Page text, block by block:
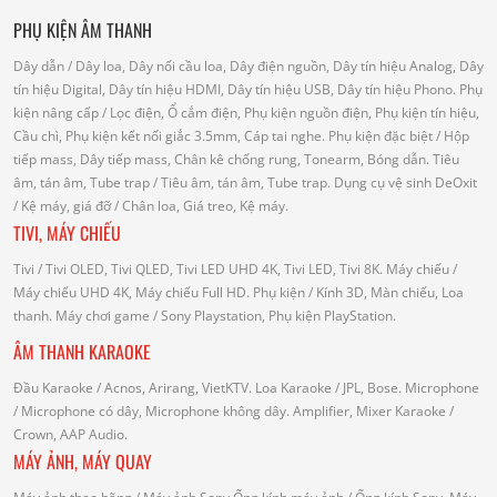
PHỤ KIỆN ÂM THANH
Dây dẫn/ Dây loa, Dây nối cầu loa, Dây điện nguồn, Dây tín hiệu Analog, Dây
tín hiệu Digital, Dây tín hiệu HDMI, Dây tín hiệu USB, Dây tín hiệu Phono. Phụ
kiện nâng cấp/ Lọc điện, Ổ cắm điện, Phụ kiện nguồn điện, Phụ kiện tín hiệu,
Cầu chì, Phụ kiện kết nối giắc 3.5mm, Cáp tai nghe. Phụ kiện đặc biệt/ Hộp
tiếp mass, Dây tiếp mass, Chân kê chống rung, Tonearm, Bóng dẫn. Tiêu
âm, tán âm, Tube trap/ Tiêu âm, tán âm, Tube trap. Dụng cụ vệ sinh DeOxit
/ Kệ máy, giá đỡ/ Chân loa, Giá treo, Kệ máy.
TIVI, MÁY CHIẾU
Tivi / Tivi OLED, Tivi QLED, Tivi LED UHD 4K, Tivi LED, Tivi 8K. Máy chiếu/
Máy chiếu UHD 4K, Máy chiếu Full HD. Phụ kiện/ Kính 3D, Màn chiếu, Loa
thanh. Máy chơi game / Sony Playstation, Phụ kiện PlayStation.
ÂM THANH KARAOKE
Đầu Karaoke / Acnos, Arirang, VietKTV. Loa Karaoke / JPL, Bose. Microphone
/ Microphone có dây, Microphone không dây. Amplifier, Mixer Karaoke /
Crown, AAP Audio.
MÁY ẢNH, MÁY QUAY